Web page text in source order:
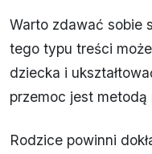
Warto zdawać sobie
tego typu treści
dziecka i
przemoc jest
Rodzice powinni